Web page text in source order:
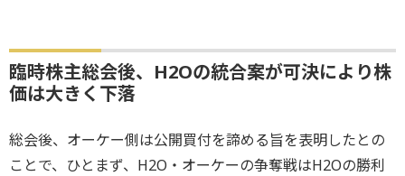
臨時株主総会後、H2Oの統合案が可決により株
価は大きく下落
総会後、オーケー側は公開買付を諦める旨を表明したとの
ことで、ひとまず、H2O・オーケーの争奪戦はH2Oの勝利